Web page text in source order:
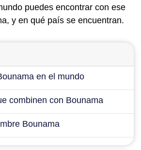
puedes encontrar con ese
y en qué país se encuentran.
en el mundo
combinen con Bounama
Bounama